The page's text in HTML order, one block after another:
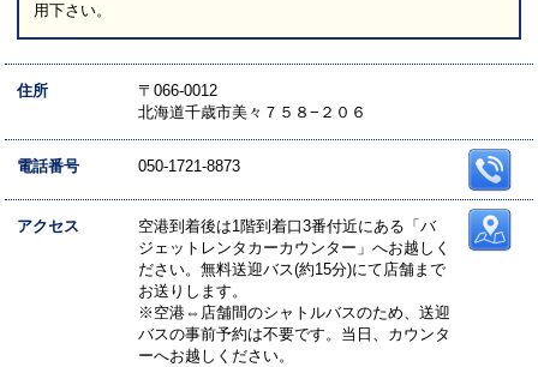
用下さい。
住所
〒066-0012
北海道千歳市美々７５８−２０６
電話番号 050-1721-8873
アクセス
空港到着後は1階到着口3番付近にある「バ
ジェットレンタカーカウンター」へお越しく
ださい。無料送迎バス(約15分)にて店舗まで
お送りします。
※空港⇔店舗間のシャトルバスのため、送迎
バスの事前予約は不要です。当日、カウンタ
ーへお越しください。